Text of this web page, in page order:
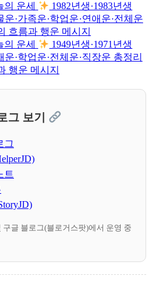
의 운세
1982년생·1983년생
운·가족운·학업운·연애운·전체운
흐름과 행운 메시지
의 운세
1949년생·1971년생
운·학업운·전체운·직장운 총정리
행운 메시지
그 보기
그
트
글 블로그(블로거스팟)에서 운영 중